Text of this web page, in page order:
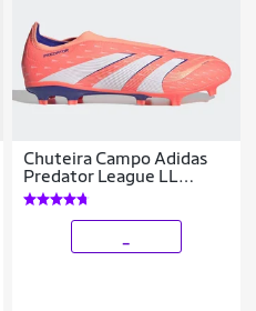
Chuteira Campo Adidas
Predator League LL
Unissex